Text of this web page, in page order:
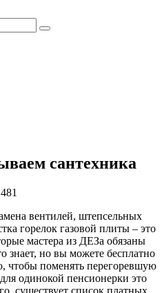
сантехника
481
вентилей, штепсельных
горелок газовой плиты – это
мастера из ДЕЗа обязаны
знает, но вы можете бесплатно
чтобы поменять перегоревшую
одинокой пенсионерки это
существует список платных